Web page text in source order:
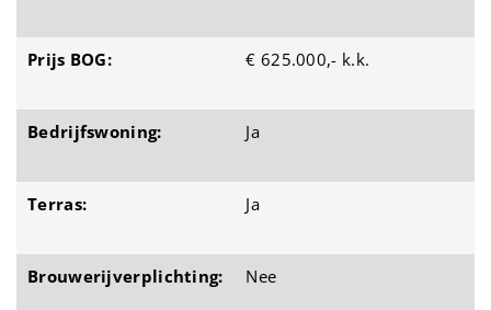
Prijs BOG: € 625.000,- k.k.
Bedrijfswoning: Ja
Terras: Ja
Brouwerijverplichting: Nee